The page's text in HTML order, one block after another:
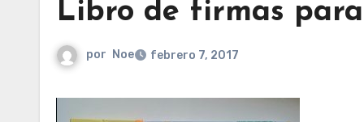
Libro de firmas
por Noe febrero 7, 2017